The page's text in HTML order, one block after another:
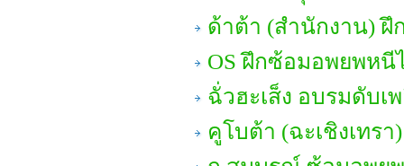
ด้าต้า (สำนักงาน) ฝึ
OS ฝึกซ้อมอพยพหนี
ฉั่วฮะเส็ง อบรมดับเ
คูโบต้า (ฉะเชิงเทร